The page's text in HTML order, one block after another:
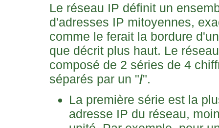
Le réseau IP définit un
d'adresses IP mitoyennes,
comme le ferait la bordure
que décrit plus haut. Le
composé de 2 séries de 4
séparés par un "/".
La première série est la
adresse IP du réseau,